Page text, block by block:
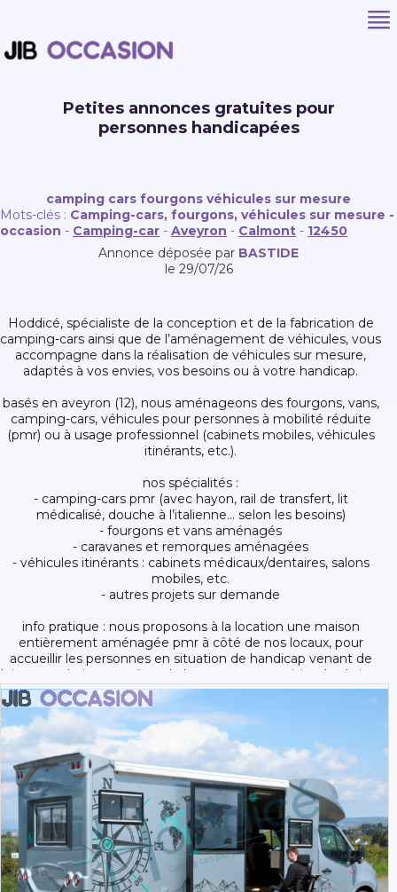
Petites annonces gratuites pour
personnes handicapées
camping cars fourgons véhicules sur mesure
Mots-clés : Camping-cars, fourgons, véhicules sur mesure -
occasion - Camping-car - Aveyron - Calmont - 12450
Annonce déposée par BASTIDE
le 29/07/26
hoddicé, spécialiste de la conception et de la fabrication de
camping-cars ainsi que de l’aménagement de véhicules, vous
accompagne dans la réalisation de véhicules sur mesure,
adaptés à vos envies, vos besoins ou à votre handicap.
basés en aveyron (12), nous aménageons des fourgons, vans,
camping-cars, véhicules pour personnes à mobilité réduite
(pmr) ou à usage professionnel (cabinets mobiles, véhicules
itinérants, etc.).
nos spécialités :
- camping-cars pmr (avec hayon, rail de transfert, lit
médicalisé, douche à l’italienne… selon les besoins)
- fourgons et vans aménagés
- caravanes et remorques aménagées
- véhicules itinérants : cabinets médicaux/dentaires, salons
mobiles, etc.
- autres projets sur demande
info pratique : nous proposons à la location une maison
entièrement aménagée pmr à côté de nos locaux, pour
accueillir les personnes en situation de handicap venant de
loin ou souhaitant profiter de leur venue pour visiter la région.
pour tout renseignement complémentaire, nous sommes à
votre disposition !